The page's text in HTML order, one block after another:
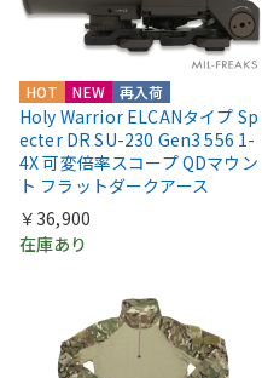
HOT NEW 再入荷
Holy Warrior ELCANタイプ Sp
ecter DR SU-230 Gen3 556 1-
4X 可変倍率スコープ QDマウン
ト フラットダークアース
￥36,900
在庫あり